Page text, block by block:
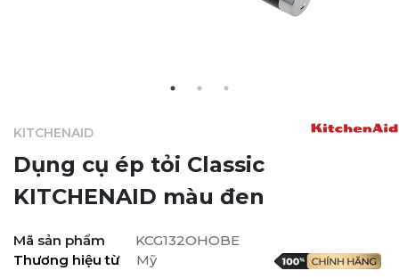
KITCHENAID
Dụng cụ ép tỏi Classic
KITCHENAID màu đen
Mã sản phẩm
KCG132OHOBE
Thương hiệu từ
Mỹ